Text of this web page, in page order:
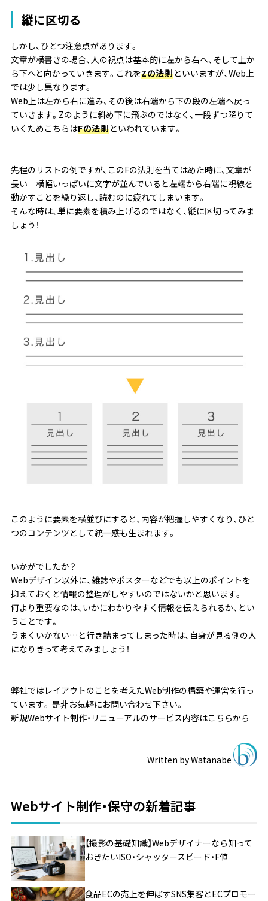
縦に区切る
しかし、ひとつ注意点があります。
文章が横書きの場合、人の視点は基本的に左から右へ、そして上か
ら下へと向かっていきます。これをZの法則といいますが、Web上
では少し異なります。
Web上は左から右に進み、その後は右端から下の段の左端へ戻っ
ていきます。Zのように斜め下に飛ぶのではなく、一段ずつ降りて
いくためこちらはFの法則といわれています。
先程のリストの例ですが、このFの法則を当てはめた時に、文章が
長い＝横幅いっぱいに文字が並んでいると左端から右端に視線を
動かすことを繰り返し、読むのに疲れてしまいます。
そんな時は、単に要素を積み上げるのではなく、縦に区切ってみま
しょう！
このように要素を横並びにすると、内容が把握しやすくなり、ひと
つのコンテンツとして統一感も生まれます。
いかがでしたか？
Webデザイン以外に、雑誌やポスターなどでも以上のポイントを
抑えておくと情報の整理がしやすいのではないかと思います。
何より重要なのは、 いかにわかりやすく情報を伝えられるか、とい
うことです。
うまくいかない…と行き詰まってしまった時は、自身が見る側の人
になりきって考えてみましょう！
弊社ではレイアウトのことを考えたWeb制作の構築や運営を行っ
ています。 是非お気軽にお問い合わせ下さい。
新規Webサイト制作・リニューアルのサービス内容はこちらから
Written byWatanabe
Webサイト制作・保守の新着記事
【撮影の基礎知識】Webデザイナーなら知って
おきたいISO・シャッタースピード・F値
食品ECの売上を伸ばすSNS集客とECプロモー